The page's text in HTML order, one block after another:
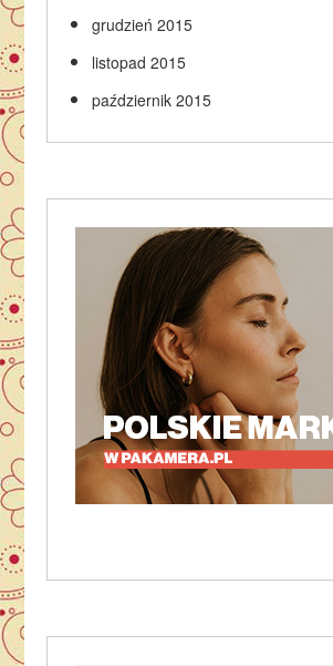
grudzień 2015
listopad 2015
październik 2015